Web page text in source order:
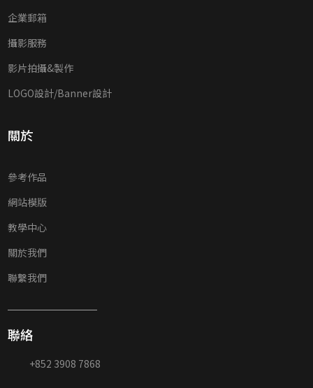
企業郵箱
攝影服務
影片拍攝&製作
LOGO設計/Banner設計
關於
參考作品
網站模版
教學中心
關於我們
聯繫我們
聯絡
+852 3908 7868